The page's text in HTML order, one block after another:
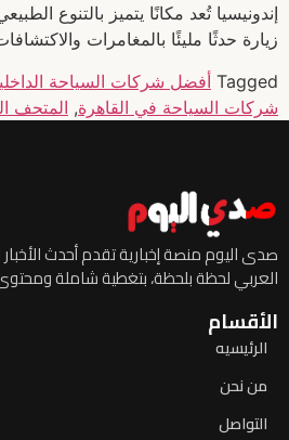
إندونيسيا تُعد مكانًا يتميز بالتنوع
زيارة حدثًا مليئًا بالمغامرات
Tagged أفضل شركات السياحة
شركات السياحة في القاهرة, المتحف
صدى اليوم منصة إخبارية تقدم أحدث
العربي لحظة بلحظة، بتغطية شاملة
الأقسام
الرئيسيه
من نحن
التواصل